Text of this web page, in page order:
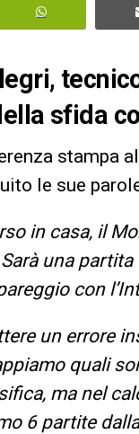
sfida
stampa
le sue
in casa, il
una
con
un errore
quali
ma nel
6 partite